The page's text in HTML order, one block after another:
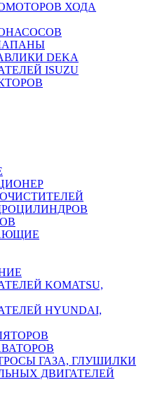
ХОДА
DEKA
ISUZU
KOMATSU,
HYUNDAI,
ГАЗА, ГЛУШИЛКИ
ДВИГАТЕЛЕЙ